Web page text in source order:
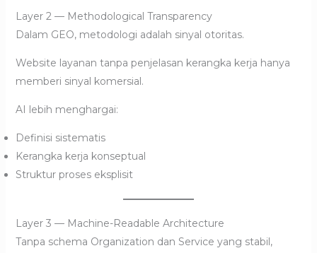
Layer 2 — Methodological Transparency
Dalam GEO, metodologi adalah sinyal otoritas.
Website layanan tanpa penjelasan kerangka kerja hanya
memberi sinyal komersial.
AI lebih menghargai:
Definisi sistematis
Kerangka kerja konseptual
Struktur proses eksplisit
Layer 3 — Machine-Readable Architecture
Tanpa schema Organization dan Service yang stabil,